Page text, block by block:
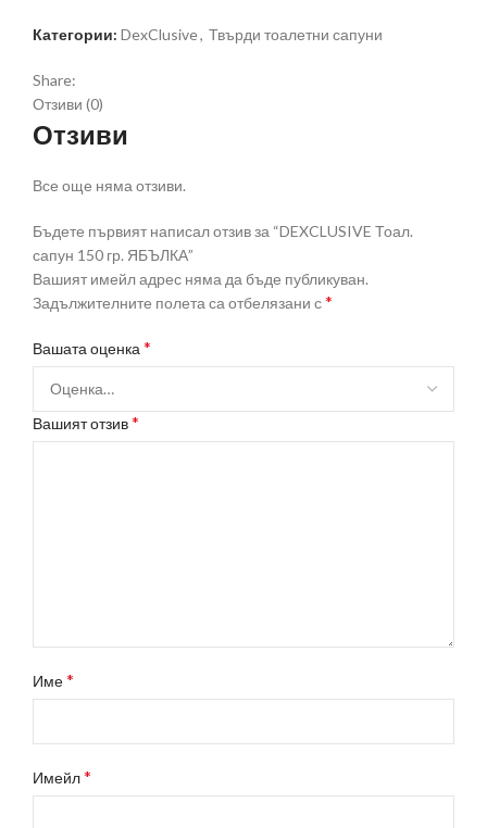
Категории: DexClusive, Твърди тоалетни сапуни
Share:
Отзиви (0)
Отзиви
Все още няма отзиви.
Бъдете първият написал отзив за “DEXCLUSIVE Тоал.
сапун 150 гр. ЯБЪЛКА”
Вашият имейл адрес няма да бъде публикуван.
Задължителните полета са отбелязани с*
Вашата оценка *
Вашият отзив*
Име*
Имейл*